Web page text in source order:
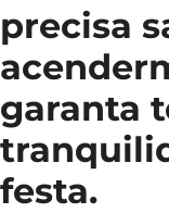
precisa
garanta
festa.